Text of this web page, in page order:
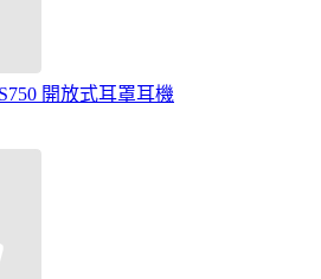
開放式耳罩耳機